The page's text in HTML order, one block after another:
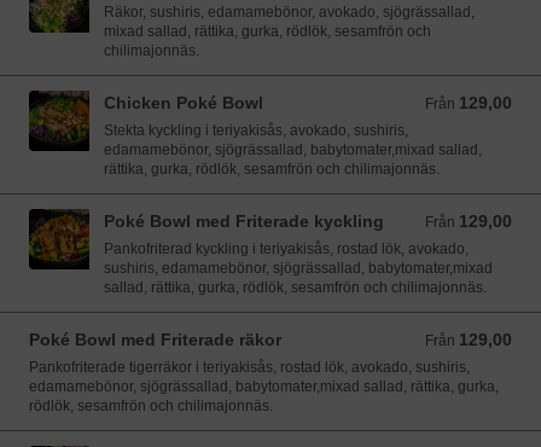
Räkor, sushiris, edamamebönor, avokado, sjögrässallad,
mixad sallad, rättika, gurka, rödlök, sesamfrön och
chilimajonnäs.
Chicken Poké Bowl Från 129,00
Från 129,00 SEK
Stekta kyckling i teriyakisås, avokado, sushiris,
edamamebönor, sjögrässallad, babytomater,mixad sallad,
rättika, gurka, rödlök, sesamfrön och chilimajonnäs.
Poké Bowl med Friterade kyckling Från 129,00
Från 129,00 SEK
Pankofriterad kyckling i teriyakisås, rostad lök, avokado,
sushiris, edamamebönor, sjögrässallad, babytomater,mixad
sallad, rättika, gurka, rödlök, sesamfrön och chilimajonnäs.
Poké Bowl med Friterade räkor Från 129,00
Från 129,00 SEK
Pankofriterade tigerräkor i teriyakisås, rostad lök, avokado, sushiris,
edamamebönor, sjögrässallad, babytomater,mixad sallad, rättika, gurka,
rödlök, sesamfrön och chilimajonnäs.